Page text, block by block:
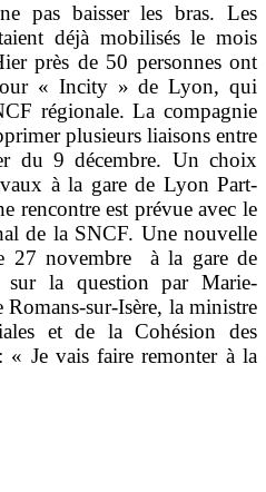
pas baisser les bras. Les
déjà mobilisés le mois
près de 50 personnes ont
« Incity » de Lyon, qui
régionale. La compagnie
plusieurs liaisons entre
du 9 décembre. Un choix
à la gare de Lyon Part-
rencontre est prévue avec le
de la SNCF. Une nouvelle
27 novembre à la gare de
sur la question par Marie-
sur-Isère, la ministre
et de la Cohésion des
« Je vais faire remonter à la